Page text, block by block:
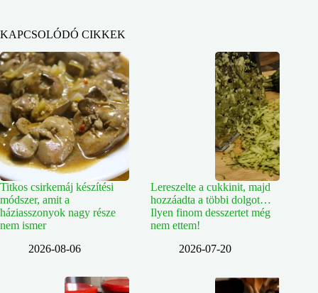
KAPCSOLÓDÓ CIKKEK
Titkos csirkemáj készítési
módszer, amit a
háziasszonyok nagy része
nem ismer
2026-08-06
Lereszelte a cukkinit, majd
hozzáadta a többi dolgot…
Ilyen finom desszertet még
nem ettem!
2026-07-20